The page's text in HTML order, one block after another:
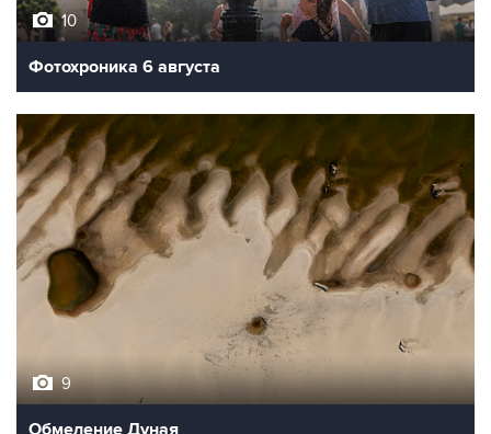
10
Фотохроника 6 августа
9